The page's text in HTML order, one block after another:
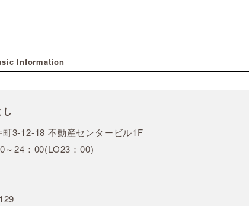
Information
町3-12-18 不動産センタービル1F
～24：00(LO23：00)